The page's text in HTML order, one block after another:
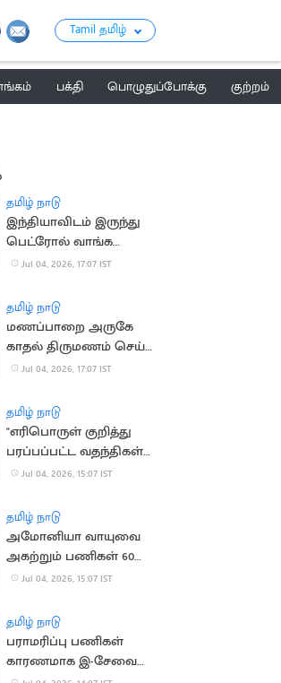
Tamil தமிழ்
பக்தி பொழுதுப்போக்கு
குற்றம்
தமிழ் நாடு
இந்தியாவிடம் இருந்து
பெட்ரோல் வாங்க
பூடான் மறுப்பு
Jul 04, 2026, 17:07 IST
தமிழ் நாடு
மணப்பாறை அருகே
காதல் திருமணம் செய்த
பெண் கடத்தல்
Jul 04, 2026, 17:07 IST
தமிழ் நாடு
"எரிபொருள் குறித்து
பரப்பப்பட்ட வதந்திகள்
பொய்யாக்கப்பட்டன"..
Jul 04, 2026, 15:07 IST
தமிழ் நாடு
அமோனியா வாயுவை
அகற்றும் பணிகள் 60
சதவீதம் நிறைவு..
Jul 04, 2026, 15:07 IST
தமிழ் நாடு
பராமரிப்பு பணிகள்
காரணமாக இ-சேவை